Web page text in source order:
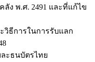
ง พ.ศ. 2491 และที่แก้ไข
ธีการในการรับแลก
ะธนบัตรไทย